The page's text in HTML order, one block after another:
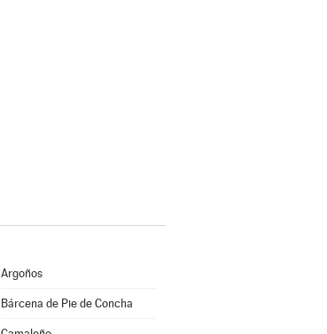
Argoños
Bárcena de Pie de Concha